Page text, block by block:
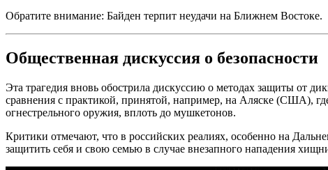
Обратите внимание: Байден терпит неудачи на Ближнем Востоке.
Общественная дискуссия о безопасности
Эта трагедия вновь обострила дискуссию о методах защиты от
сравнения с практикой, принятой, например, на Аляске (США),
огнестрельного оружия, вплоть до мушкетонов.
Критики отмечают, что в российских реалиях, особенно на
защитить себя и свою семью в случае внезапного нападения